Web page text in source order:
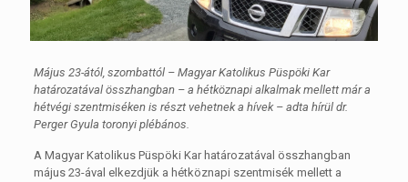
Május 23-ától, szombattól – Magyar Katolikus Püspöki Kar
határozatával összhangban – a hétköznapi alkalmak mellett már a
hétvégi szentmiséken is részt vehetnek a hívek – adta hírül dr.
Perger Gyula toronyi plébános.
A Magyar Katolikus Püspöki Kar határozatával összhangban
május 23-ával elkezdjük a hétköznapi szentmisék mellett a